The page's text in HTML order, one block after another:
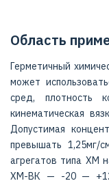
Область
Герметичный
может
сред, плотность
кинематическая
Допустимая
превышать 1,25мг/
агрегатов типа ХМ
ХМ-ВК — -20 —